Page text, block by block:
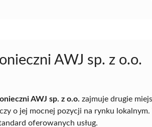
AWJ sp. z o.o.
AWJ sp. z o.o. zajmuje drugie
o jej mocnej pozycji na rynku
oferowanych usług.